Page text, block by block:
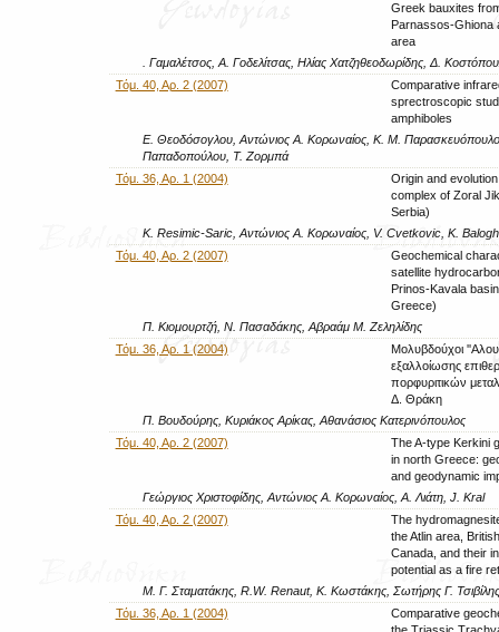
Greek bauxites
Parnassos-Ghiona
area
. Γαμαλέτσος, Α. Γοδελίτσας, Ηλίας Χατζηθεοδωρίδης, Δ.
Τόμ. 40, Αρ. 2 (2007)
Comparative
sprectroscopic
amphiboles
Ε. Θεοδόσογλου, Αντώνιος Α. Κορωναίος, Κ. Μ.
Παπαδοπούλου, Τ. Ζορμπά
Τόμ. 36, Αρ. 1 (2004)
Origin and
complex of Zoral
Serbia)
K. Resimic-Saric, Αντώνιος Α. Κορωναίος, V. Cvetkovic, Κ. Balogh
Τόμ. 40, Αρ. 2 (2007)
Geochemical
satellite
Prinos-Kavala
Greece)
Π. Κιομουρτζή, Ν. Πασαδάκης, Αβραάμ Μ. Ζεληλίδης
Τόμ. 36, Αρ. 1 (2004)
Μολυβδούχοι
εξαλλοίωσης
πορφυριτικών
Δ. Θράκη
Π. Βουδούρης, Κυριάκος Αρίκας, Αθανάσιος Κατερινόπουλος
Τόμ. 40, Αρ. 2 (2007)
The A-type Kerkini
in north Greece:
and geodynamic
Γεώργιος Χριστοφίδης, Αντώνιος Α. Κορωναίος, Α. Λιάτη, J. Kral
Τόμ. 40, Αρ. 2 (2007)
The
the Atlin area,
Canada, and their
potential as a fire
Μ. Γ. Σταματάκης, R.W. Renaut, Κ. Κωστάκης, Σωτήρης Γ.
Τόμ. 36, Αρ. 1 (2004)
Comparative